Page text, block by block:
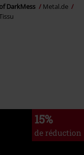
DarkMess
Metal.de
15%
de réduction